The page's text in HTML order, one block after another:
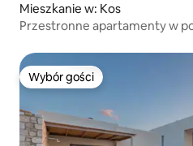
Mieszkanie w: Kos
Przestronne apartamenty w
Wybór gości
Wybór gości